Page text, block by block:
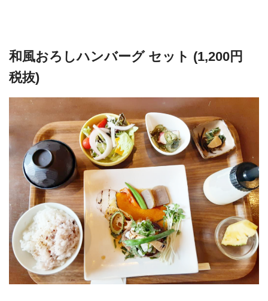
和風おろしハンバーグ セット (1,200円
税抜)